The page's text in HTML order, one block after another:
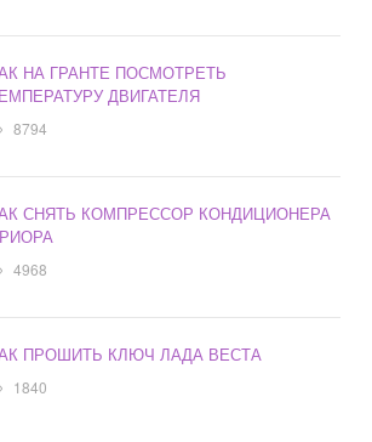
НА ГРАНТЕ ПОСМОТРЕТЬ
ДВИГАТЕЛЯ
8794
СНЯТЬ КОМПРЕССОР КОНДИЦИОНЕРА
4968
ПРОШИТЬ КЛЮЧ ЛАДА ВЕСТА
1840